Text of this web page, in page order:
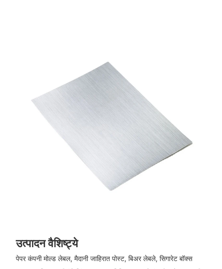
उत्पादन वैशिष्ट्ये
पेपर कंपनी मोल्ड लेबल, मैदानी जाहिरात पोस्ट, बिअर लेबले, सिगारेट बॉक्स